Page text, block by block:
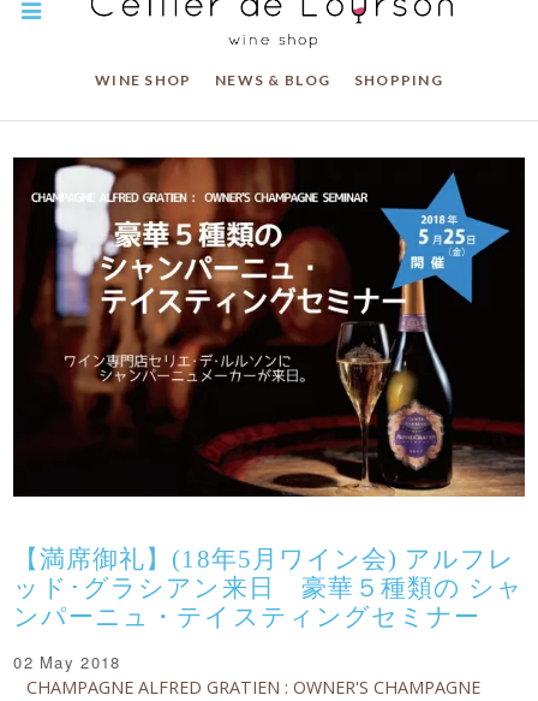
WINE SHOP NEWS & BLOG SHOPPING
【満席御礼】(18年5月ワイン会) アルフレ
ッド･グラシアン来日 豪華５種類の シャ
ンパーニュ・テイスティングセミナー
02 May 2018
CHAMPAGNE ALFRED GRATIEN : OWNER'S CHAMPAGNE